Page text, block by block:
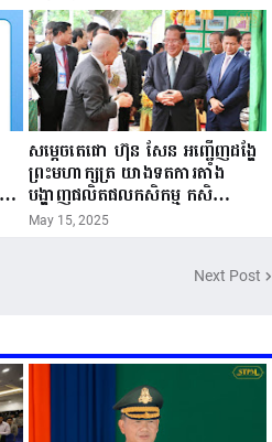
សម្តេចតេជោ ហ៊ុន សែន អញ្ជើញដង្ហែ
ព្រះមហាក្សត្រ យាងទតការតាំង
បង្ហាញផលិតផលកសិកម្ម កសិ
ឧស្សាហកម្ម និងសិប្បកម្ម ក្នុងព្រះរាជ
May 15, 2025
Next Post